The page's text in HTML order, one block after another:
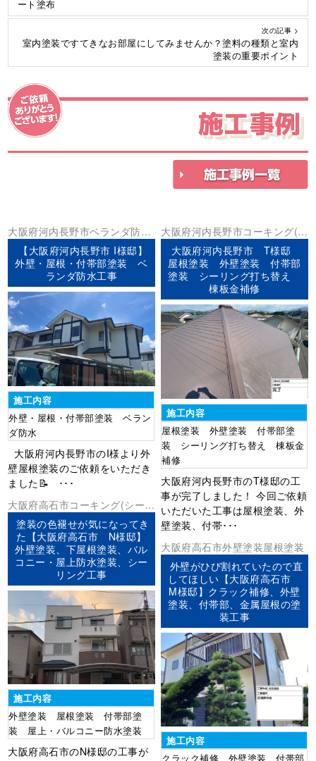
ート塗布
次の記事 >
室内塗装ですてきなお部屋にしてみませんか？塗料の種類と室内
塗装の重要ポイント
施工事例
大阪府河内長野市ベランダ防水
外壁塗装 屋根塗装
【大阪府河内長野市 I様邸】
外壁・屋根・付帯部塗装 ベ
ランダ防水工事
施工内容
外壁・屋根・付帯部塗装 ベラン
ダ防水
大阪府河内長野市のI様より外
壁屋根塗装のご依頼をいただき
ました📝 ･･･
大阪府河内長野市コーキング(シ
ーリング)外壁塗装屋根塗装板金
工事棟板金工事
大阪府河内長野市 T様邸
屋根塗装 外壁塗装 付帯部
塗装 シーリング打ち替え
棟板金補修
施工内容
屋根塗装 外壁塗装 付帯部塗
装 シーリング打ち替え 棟板金
補修
大阪府河内長野市のT様邸の工
事が完了しました！ 今回ご依頼
いただいた工事は屋根塗装、外
壁塗装、付帯･･･
大阪府高石市コーキング(シーリ
ング)ベランダ防水外壁塗装屋根
塗装 防水工事
塗装の色褪せが気になってき
た【大阪府高石市 N様邸】
外壁塗装、下屋根塗装、バル
コニー・屋上防水塗装、シー
リング工事
施工内容
外壁塗装 屋根塗装 付帯部塗
装 屋上・バルコニー防水塗装
大阪府高石市のN様邸の工事が
大阪府高石市外壁塗装屋根塗装
外壁がひび割れていたので直
してほしい【大阪府高石市
M様邸】クラック補修、外壁
塗装、付帯部、金属屋根の塗
装工事
施工内容
クラック補修 外壁塗装 付帯部